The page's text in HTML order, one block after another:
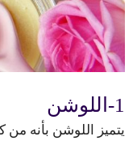
1-اللوشن
يتميز اللوشن بأنه